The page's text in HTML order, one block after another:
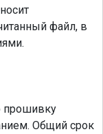
файл, в
прошивку
Общий срок